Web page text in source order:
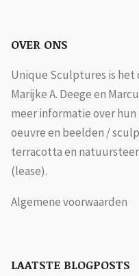
OVER ONS
Unique Sculptures is het
Marijke A. Deege en
meer informatie over
oeuvre en beelden /
terracotta en
(lease).
Algemene voorwaarden
LAATSTE BLOGPOSTS